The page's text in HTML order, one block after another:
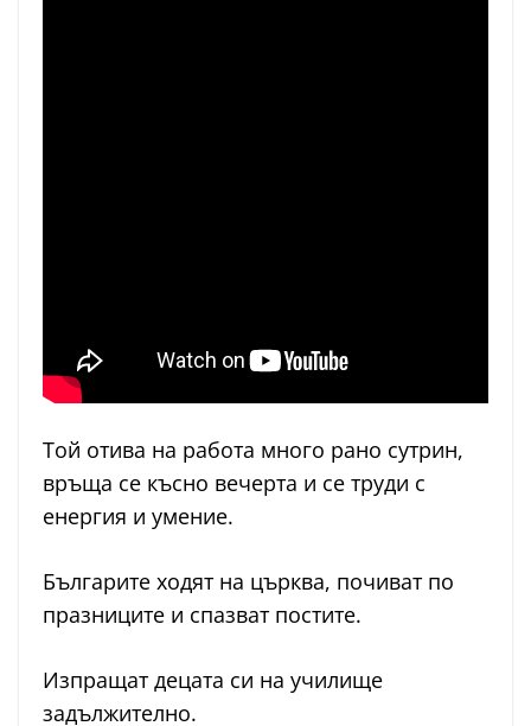
Той отива на работа много рано сутрин,
връща се късно вечерта и се труди с
енергия и умение.
Българите ходят на църква, почиват по
празниците и спазват постите.
Изпращат децата си на училище
задължително.